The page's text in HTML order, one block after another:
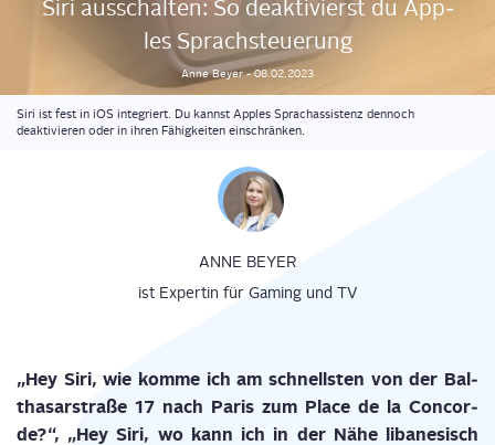
Siri aus­schal­ten: So deak­ti­vierst du App­
les Sprachsteuerung
AnneBeyer-08.02.2023
Siri ist fest in iOS integriert. Du kannst Apples Sprachassistenz dennoch
deaktivieren oder in ihren Fähigkeiten einschränken.
ANNE BEYER
ist Expertin für Gaming und TV
„Hey Siri, wie kom­me ich am schnells­ten von der Bal­
tha­sar­stra­ße 17 nach Paris zum Place de la Con­cor­
de?“, „Hey Siri, wo kann ich in der Nähe liba­ne­sisch